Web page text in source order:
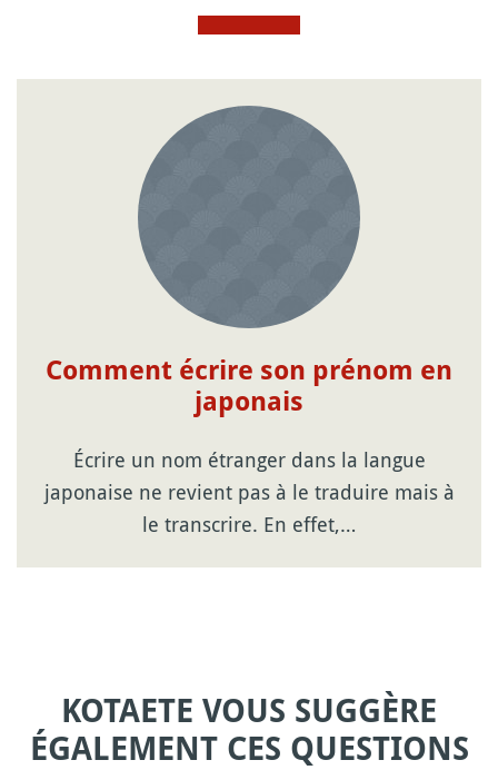
Comment écrire son prénom en
japonais
Écrire un nom étranger dans la langue
japonaise ne revient pas à le traduire mais à
le transcrire. En effet,…
KOTAETE VOUS SUGGÈRE
ÉGALEMENT CES QUESTIONS